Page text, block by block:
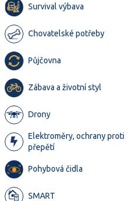
Survival výbava
Chovatelské potřeby
Půjčovna
Zábava a životní styl
Drony
Elektroměry, ochrany proti
přepětí
Pohybová čidla
SMART